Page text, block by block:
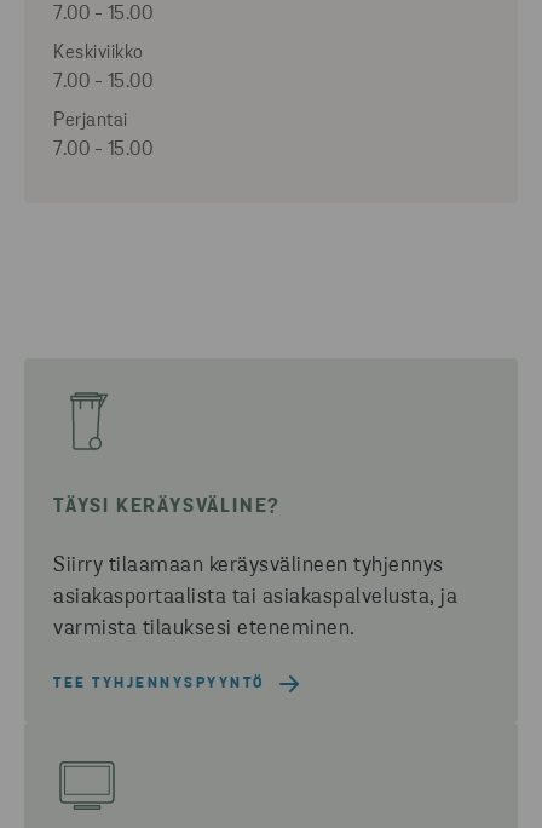
7.00 - 15.00
Keskiviikko
7.00 - 15.00
Perjantai
7.00 - 15.00
TÄYSI KERÄYSVÄLINE?
Siirry tilaamaan keräysvälineen tyhjennys
asiakasportaalista tai asiakaspalvelusta, ja
varmista tilauksesi eteneminen.
TEE TYHJENNYSPYYNTÖ